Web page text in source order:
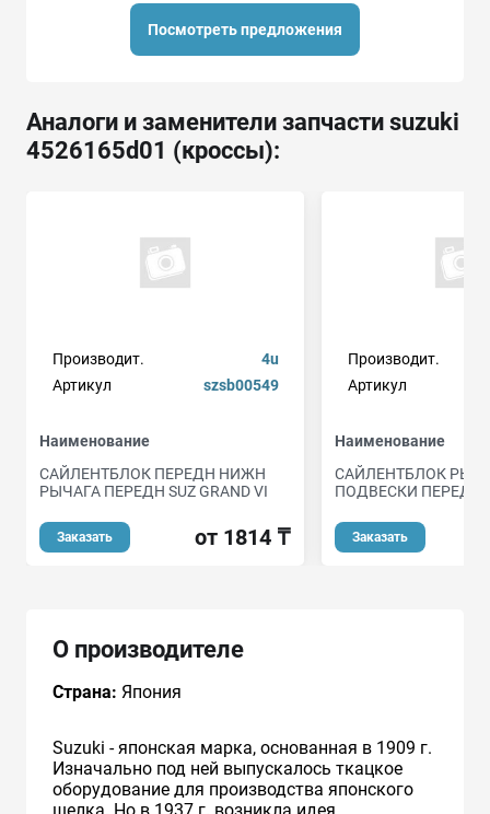
Посмотреть предложения
Аналоги и заменители запчасти suzuki
4526165d01 (кроссы):
Производит.
4u
Артикул
szsb00549
Наименование
САЙЛЕНТБЛОК ПЕРЕДН НИЖН
РЫЧАГА ПЕРЕДН SUZ GRAND VI
Заказать от 1814 ₸
Производит.
Артикул
Наименование
САЙЛЕНТБЛОК
ПОДВЕСКИ ПЕРЕД
Заказать
О производителе
Страна: Япония
Suzuki - японская марка, основанная в 1909 г.
Изначально под ней выпускалось ткацкое
оборудование для производства японского